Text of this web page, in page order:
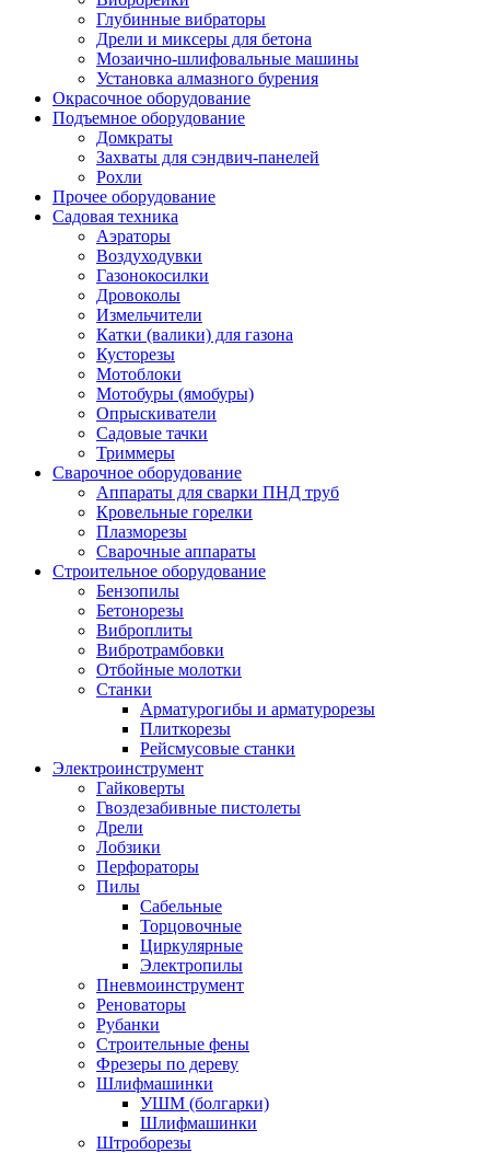
Глубинные вибраторы
Дрели и миксеры для бетона
Мозаично-шлифовальные машины
Установка алмазного бурения
Окрасочное оборудование
Подъемное оборудование
Домкраты
Захваты для сэндвич-панелей
Рохли
Прочее оборудование
Садовая техника
Аэраторы
Воздуходувки
Газонокосилки
Дровоколы
Измельчители
Катки (валики) для газона
Кусторезы
Мотоблоки
Мотобуры (ямобуры)
Опрыскиватели
Садовые тачки
Триммеры
Сварочное оборудование
Аппараты для сварки ПНД труб
Кровельные горелки
Плазморезы
Сварочные аппараты
Строительное оборудование
Бензопилы
Бетонорезы
Виброплиты
Вибротрамбовки
Отбойные молотки
Станки
Арматурогибы и арматурорезы
Плиткорезы
Рейсмусовые станки
Электроинструмент
Гайковерты
Гвоздезабивные пистолеты
Дрели
Лобзики
Перфораторы
Пилы
Сабельные
Торцовочные
Циркулярные
Электропилы
Пневмоинструмент
Реноваторы
Рубанки
Строительные фены
Фрезеры по дереву
Шлифмашинки
УШМ (болгарки)
Шлифмашинки
Штроборезы